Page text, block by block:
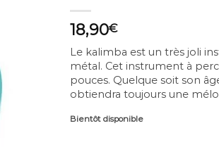
18,90€
Le kalimba est un très joli
métal. Cet instrument à
pouces. Quelque soit son
obtiendra toujours une
Bientôt disponible